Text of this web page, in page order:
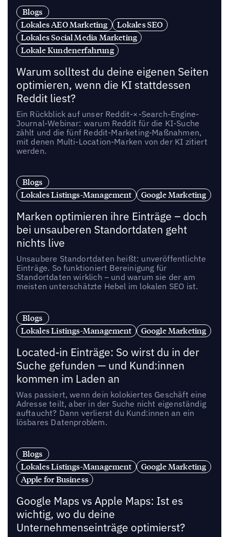
Blogs
Lokales AEO Marketing
Lokales SEO
Lokales Social Media Marketing
Lokale Kundenerfahrung
Warum solltest du deine eigenen Seiten
optimieren, wenn die KI stattdessen
Reddit liest?
Ein Rückblick auf unser Reddit-×-Search-Engine-
Journal-Webinar: warum Reddit für die KI-Suche
zählt und die fünf Reddit-Marketing-Maßnahmen,
mit denen Multi-Location-Marken von der KI zitiert
werden.
Blogs
Lokales Listings-Management
Google Marketing
Marken optimieren ihre Einträge – doch
bei unsauberen Standortdaten geht
nichts live
Unsaubere Standortdaten heißt: unveröffentlichte
Einträge. So funktioniert Bereinigung für
Standortdaten wirklich – und warum sie der am
meisten unterschätzte Hebel im lokalen SEO ist.
Blogs
Lokales Listings-Management
Google Marketing
Located-in Einträge: So wirst du in der
Suche gefunden — und Kund:innen
kommen im Laden an
Was passiert, wenn dein kolokiertes Geschäft eine
Adresse teilt, aber in der Suche nicht eigenständig
auftaucht? Dann verlierst du Kund:innen an ein
lösbares Datenproblem.
Blogs
Lokales Listings-Management
Google Marketing
Apple for Business
Google Maps vs Apple Maps: Ist es
wichtig, wo du deine
Unternehmenseinträge optimierst?